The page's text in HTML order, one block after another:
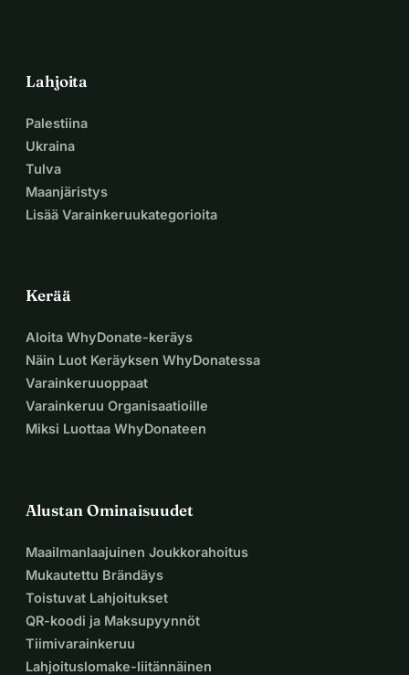
Lahjoita
Palestiina
Ukraina
Tulva
Maanjäristys
Lisää Varainkeruukategorioita
Kerää
Aloita WhyDonate-keräys
Näin Luot Keräyksen WhyDonatessa
Varainkeruuoppaat
Varainkeruu Organisaatioille
Miksi Luottaa WhyDonateen
Alustan Ominaisuudet
Maailmanlaajuinen Joukkorahoitus
Mukautettu Brändäys
Toistuvat Lahjoitukset
QR-koodi ja Maksupyynnöt
Tiimivarainkeruu
Lahjoituslomake-liitännäinen